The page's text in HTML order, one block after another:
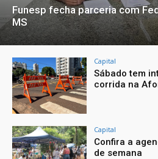
Funesp fecha parceria com
MS
Capital
Sábado tem
corrida na
Capital
Confira a
de semana